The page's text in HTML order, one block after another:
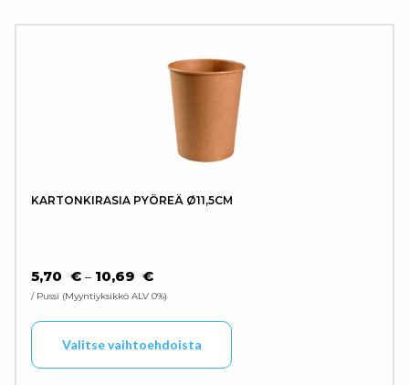
KARTONKIRASIA PYÖREÄ Ø11,5CM
5,70 € – 10,69 €HINTALUOKKA: 5,70 € - 10,69 €
/ Pussi Myyntiyksikkö ALV 0%
Valitse vaihtoehdoista